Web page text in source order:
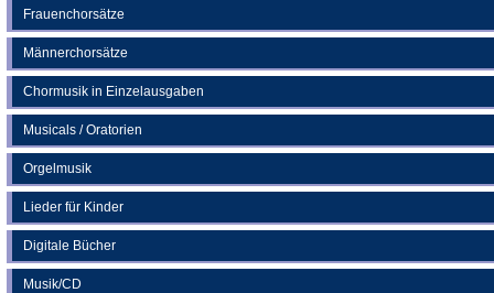
Frauenchorsätze
Männerchorsätze
Chormusik in Einzelausgaben
Musicals / Oratorien
Orgelmusik
Lieder für Kinder
Digitale Bücher
Musik/CD